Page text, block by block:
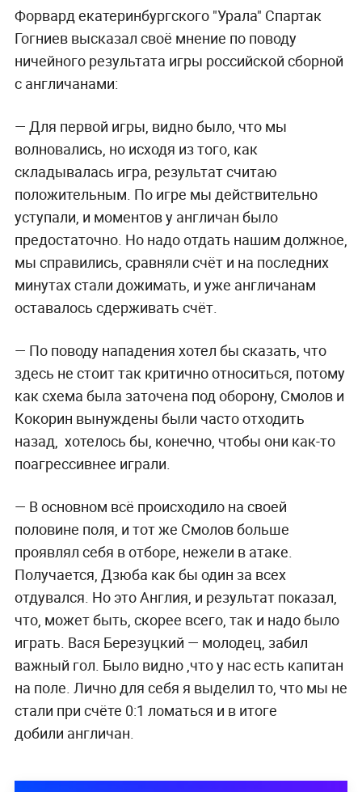
Форвард екатеринбургского "Урала" Спартак
Гогниев высказал своё мнение по поводу
ничейного результата игры российской сборной
с англичанами:
— Для первой игры, видно было, что мы
волновались, но исходя из того, как
складывалась игра, результат считаю
положительным. По игре мы действительно
уступали, и моментов у англичан было
предостаточно. Но надо отдать нашим должное,
мы справились, сравняли счёт и на последних
минутах стали дожимать, и уже англичанам
оставалось сдерживать счёт.
— По поводу нападения хотел бы сказать, что
здесь не стоит так критично относиться, потому
как схема была заточена под оборону, Смолов и
Кокорин вынуждены были часто отходить
назад, хотелось бы, конечно, чтобы они как-то
поагрессивнее играли.
— В основном всё происходило на своей
половине поля, и тот же Смолов больше
проявлял себя в отборе, нежели в атаке.
Получается, Дзюба как бы один за всех
отдувался. Но это Англия, и результат показал,
что, может быть, скорее всего, так и надо было
играть. Вася Березуцкий — молодец, забил
важный гол. Было видно ,что у нас есть капитан
на поле. Лично для себя я выделил то, что мы не
стали при счёте 0:1 ломаться и в итоге
добили англичан.